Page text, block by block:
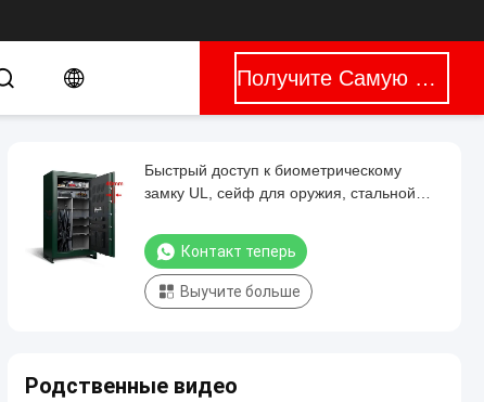
Получите Самую Лучшую Цену
Быстрый доступ к биометрическому
замку UL, сейф для оружия, стальной
сейф, 5 сейфов для оружия
Контакт теперь
Выучите больше
Родственные видео